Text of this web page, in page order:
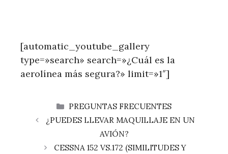
[automatic_youtube_gallery
type=»search» search=»¿Cuál es la
aerolínea más segura?» limit=»1″]
CATEGORÍAS
PREGUNTAS FRECUENTES
¿PUEDES LLEVAR MAQUILLAJE EN UN
AVIÓN?
CESSNA 152 VS.172 (SIMILITUDES Y